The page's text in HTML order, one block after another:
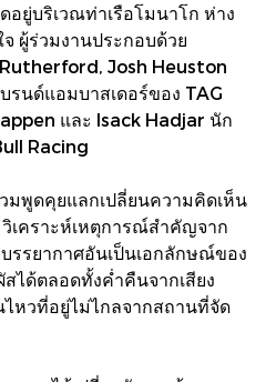
ยู่บริเวณท่าเรือโมนาโก ห่าง
ผู้ร่วมงานประกอบด้วย
Josh Heuston
นด์แอมบาสเดอร์ของ TAG
และ Isack Hadjar นัก
Racing
มพูดคุยแลกเปลี่ยนความคิดเห็น
เคราะห์เหตุการณ์สำคัญจาก
รยากาศอันเป็นเอกลักษณ์ของ
ได้ตลอดทั้งค่ำคืนจากเสียง
ไหวที่อยู่ไม่ไกลจากสถานที่จัด